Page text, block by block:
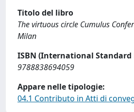
Titolo del libro
The virtuous circle Cumulus
Milan
ISBN (International Standard
9788838694059
Appare nelle tipologie:
04.1 Contributo in Atti di